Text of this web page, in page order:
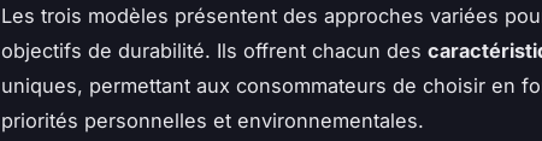
Les trois modèles présentent des approches variées
objectifs de durabilité. Ils offrent chacun des
uniques, permettant aux consommateurs de choisir en
priorités personnelles et environnementales.